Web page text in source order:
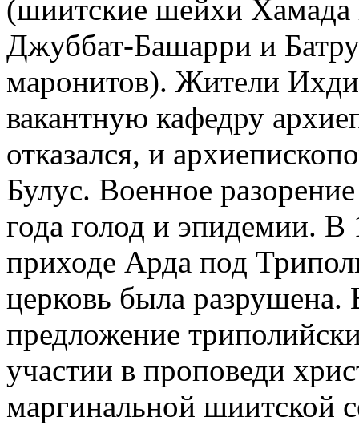
(шиитские шейхи Хамада
Джуббат-Башарри и
маронитов). Жители
вакантную кафедру
отказался, и
Булус. Военное
года голод и эпидемии.
приходе Арда под
церковь была
предложение
участии в проповеди
маргинальной шиитской